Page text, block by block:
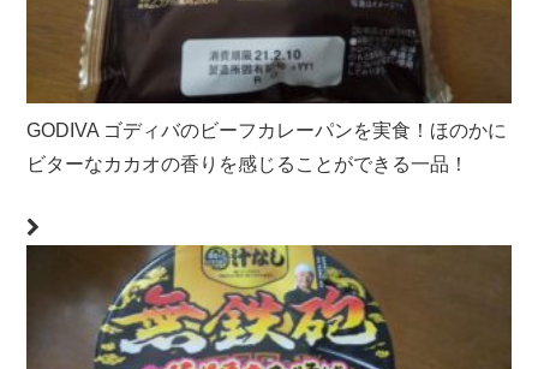
GODIVA ゴディバのビーフカレーパンを実食！ほのかに
ビターなカカオの香りを感じることができる一品！